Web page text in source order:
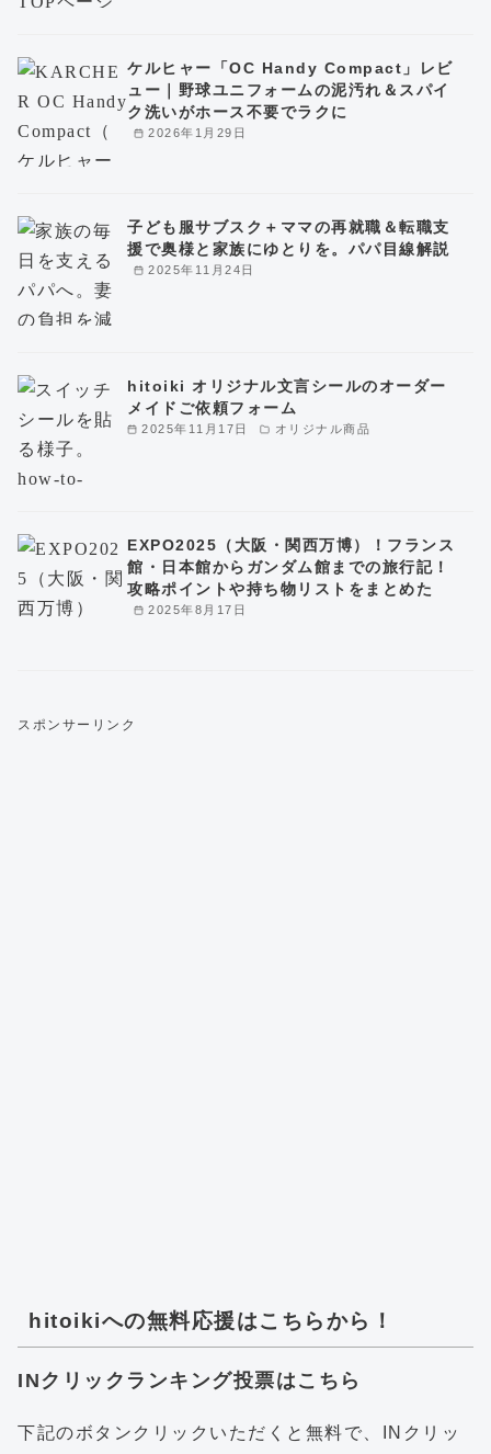
2026年1月29日
ケルヒャー「OC Handy Compact」レビ
ュー｜野球ユニフォームの泥汚れ＆スパイ
ク洗いがホース不要でラクに
2025年11月24日
子ども服サブスク＋ママの再就職＆転職支
援で奥様と家族にゆとりを。パパ目線解説
2025年11月17日 オリジナル商品
hitoiki オリジナル文言シールのオーダー
メイドご依頼フォーム
2025年8月17日
EXPO2025（大阪・関西万博）！フランス
館・日本館からガンダム館までの旅行記！
攻略ポイントや持ち物リストをまとめた
スポンサーリンク
hitoikiへの無料応援はこちらから！
INクリックランキング投票はこちら
下記のボタンクリックいただくと無料で、INクリッ